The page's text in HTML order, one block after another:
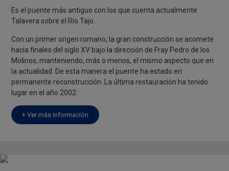
Es el puente más antiguo con los que cuenta actualmente
Talavera sobre el Río Tajo.
Con un primer origen romano, la gran construcción se acomete
hacia finales del siglo XV bajo la dirección de Fray Pedro de los
Molinos, manteniendo, más o menos, el mismo aspecto que en
la actualidad. De esta manera el puente ha estado en
permanente reconstrucción. La última restauración ha tenido
lugar en el año 2002.
+ Ver más información